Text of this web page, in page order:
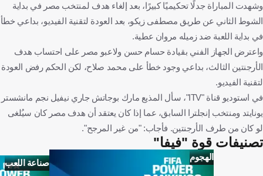
وشهدت المباراة جدلًا تحكيميًا كبيرًا، بعد إلغاء هدف لمنتخب مصر في بداية
الشوط الثاني عن طريق مصطفى زيكو، بعد العودة لتقنية الفيديو، بداعي خطأ
في بداية اللعبة ضد زميله مروان عطية.
واعترض الجهاز الفني بقيادة حسام حسن ولاعبو مصر على احتساب هدف
الأرجنتين الثالث، بداعي وجود خطأ على محمد صلاح، لكن الحكم رفض العودة
لتقنية الفيديو.
في استوديو قناة "ITV"، سأل المذيع مارك بوجاتش جاري نيفيل نجم مانشستر
يونايتد ومنتخب إنجلترا السابق، عما إذا كان يعتقد أن هدف مصر كان سيُلغى
لو كان من طرف الأرجنتين. فأجاب: "من غير المرجح".
تصنيفات قوة "فيفا"
الهجوم
صناعة اللعب